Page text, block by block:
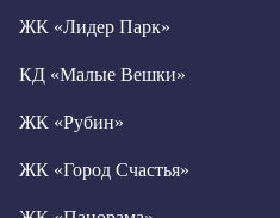
ЖК «Лидер Парк»
КД «Малые Вешки»
ЖК «Рубин»
ЖК «Город Счастья»